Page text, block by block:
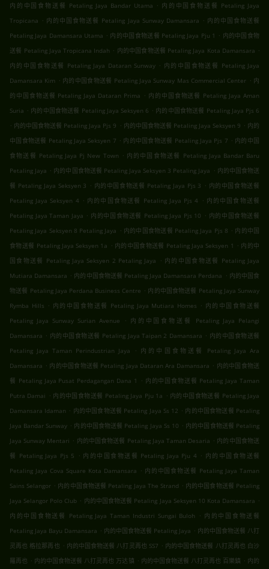
内的中国食物送餐 Petaling Jaya Bandar Utama . 内的中国食物送餐 Petaling Jaya
Tropicana . 内的中国食物送餐 Petaling Jaya Sunway Damansara . 内的中国食物送餐
Petaling Jaya Damansara Utama . 内的中国食物送餐 Petaling Jaya Pju 1 . 内的中国食物
送餐 Petaling Jaya Tropicana Indah . 内的中国食物送餐 Petaling Jaya Kota Damansara .
内的中国食物送餐 Petaling Jaya Dataran Sunway . 内的中国食物送餐 Petaling Jaya
Damansara Kim . 内的中国食物送餐 Petaling Jaya Sunway Mas Commercial Center . 内
的中国食物送餐 Petaling Jaya Dataran Prima . 内的中国食物送餐 Petaling Jaya Aman
Suria . 内的中国食物送餐 Petaling Jaya Seksyen 6 . 内的中国食物送餐 Petaling Jaya Pjs 6
. 内的中国食物送餐 Petaling Jaya Pjs 9 . 内的中国食物送餐 Petaling Jaya Seksyen 9 . 内的
中国食物送餐 Petaling Jaya Seksyen 7 . 内的中国食物送餐 Petaling Jaya Pjs 7 . 内的中国
食物送餐 Petaling Jaya Pj New Town . 内的中国食物送餐 Petaling Jaya Bandar Baru
Petaling Jaya . 内的中国食物送餐 Petaling Jaya Seksyen 3 Petaling Jaya . 内的中国食物送
餐 Petaling Jaya Seksyen 3 . 内的中国食物送餐 Petaling Jaya Pjs 3 . 内的中国食物送餐
Petaling Jaya Seksyen 4 . 内的中国食物送餐 Petaling Jaya Pjs 4 . 内的中国食物送餐
Petaling Jaya Taman Jaya . 内的中国食物送餐 Petaling Jaya Pjs 10 . 内的中国食物送餐
Petaling Jaya Seksyen 8 Petaling Jaya . 内的中国食物送餐 Petaling Jaya Pjs 8 . 内的中国
食物送餐 Petaling Jaya Seksyen 1a . 内的中国食物送餐 Petaling Jaya Seksyen 1 . 内的中
国食物送餐 Petaling Jaya Seksyen 2 Petaling Jaya
. 内的中国食物送餐 Petaling Jaya
Mutiara Damansara . 内的中国食物送餐 Petaling Jaya Damansara Perdana . 内的中国食
物送餐 Petaling Jaya Perdana Business Centre . 内的中国食物送餐 Petaling Jaya Sunway
Rymba Hills . 内的中国食物送餐 Petaling Jaya Mutiara Homes . 内的中国食物送餐
Petaling Jaya Sunway Surian Avenue
. 内的中国食物送餐 Petaling Jaya Pelangi
Damansara . 内的中国食物送餐 Petaling Jaya Taipan 2 Damansara . 内的中国食物送餐
Petaling Jaya Taman Perindustrian Jaya
. 内的中国食物送餐 Petaling Jaya Ara
Damansara . 内的中国食物送餐 Petaling Jaya Dataran Ara Damansara . 内的中国食物送
餐 Petaling Jaya Pusat Perdagangan Dana 1
. 内的中国食物送餐 Petaling Jaya Taman
Putra Damai . 内的中国食物送餐 Petaling Jaya Pju 1a . 内的中国食物送餐 Petaling Jaya
Damansara Idaman . 内的中国食物送餐 Petaling Jaya Ss 12 . 内的中国食物送餐 Petaling
Jaya Bandar Sunway . 内的中国食物送餐 Petaling Jaya Ss 10 . 内的中国食物送餐 Petaling
Jaya Sunway Mentari . 内的中国食物送餐 Petaling Jaya Taman Desaria . 内的中国食物送
餐 Petaling Jaya Pjs 5
. 内的中国食物送餐 Petaling Jaya Pju 4 . 内的中国食物送餐
Petaling Jaya Cova Square Kota Damansara . 内的中国食物送餐 Petaling Jaya Taman
Sains Selangor . 内的中国食物送餐 Petaling Jaya The Strand . 内的中国食物送餐 Petaling
Jaya Selangor Polo Club . 内的中国食物送餐 Petaling Jaya Seksyen 10 Kota Damansara .
内的中国食物送餐 Petaling Jaya Taman Industri Sungai Buloh
. 内的中国食物送餐
Petaling Jaya Bayu Damansara . 内的中国食物送餐 Petaling Jaya . 内的中国食物送餐 八打
灵再也 格拉那再也 . 内的中国食物送餐 八打灵再也 SS7 . 内的中国食物送餐 八打灵再也 白沙
羅再也 . 内的中国食物送餐 八打灵再也 万达镇 . 内的中国食物送餐 八打灵再也 百樂鎮 . 内的